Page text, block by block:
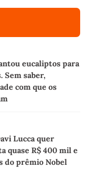
eucaliptos para
Sem saber,
com que os
Lucca quer
quase R$ 400 mil e
do prêmio Nobel